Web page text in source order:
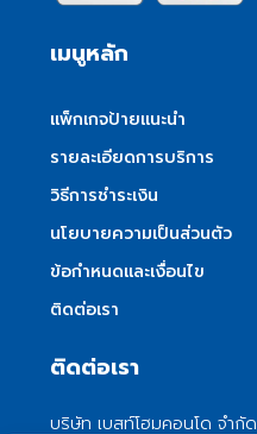
เมนูหลัก
แพ็กเกจป้ายแนะนำ
รายละเอียดการบริการ
วิธีการชำระเงิน
นโยบายความเป็นส่วนตัว
ข้อกำหนดและเงื่อนไข
ติดต่อเรา
ติดต่อเรา
บริษัท เบสท์โฮมคอนโด จำกัด